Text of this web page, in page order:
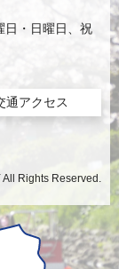
日・日曜日、祝
通アクセス
All Rights Reserved.